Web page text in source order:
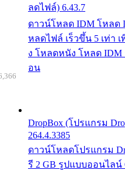
ลดไฟล์) 6.43.7
ดาวน์โหลด IDM โหลด
หลดไฟล์ เร็วขึ้น 5 เท่า
ง โหลดหนัง โหลด IDM
อน
DropBox (โปรแกรม
264.4.3385
ดาวน์โหลดโปรแกรม
รี 2 GB รูปแบบออนไลน์